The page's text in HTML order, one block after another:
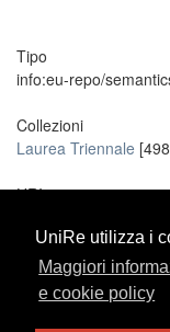
UniRe utilizza i
Maggiori
e cookie policy
UniRe utilizza i
Maggiori
e cookie policy
Tipo
info:eu-repo/
Collezioni
Laurea Triennale
URI
Metadati
Mostra tutti i dati